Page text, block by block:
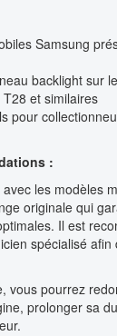
Samsung
backlight sur
et similaires
pour
:
les modèles
originale qui
Il est
spécialisé afin
vous pourrez
prolonger sa